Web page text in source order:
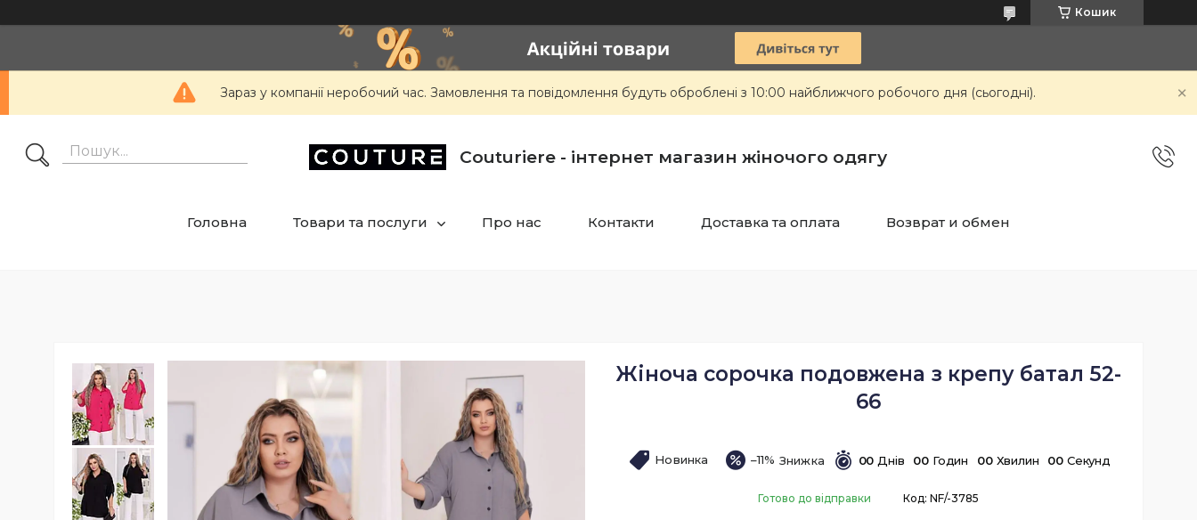
Кошик
Зараз у компанії неробочий час. Замовлення та повідомлення будуть оброблені з 10:00 найближчого робочого дня (сьогодні).
Сouturiere - інтернет магазин жіночого одягу
Головна Товари та послуги Про нас Контакти Доставка та оплата Возврат и обмен
Жіноча сорочка подовжена з крепу батал 52-
66
Новинка –11% 00 Днів 00 Годин 00 Хвилин 00 Секунд
Готово до відправки Код: NF/-3785